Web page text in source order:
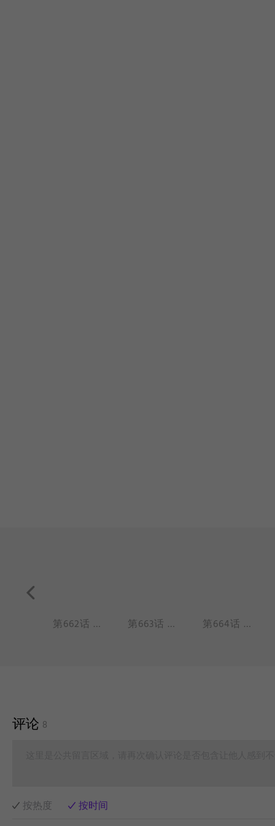
第662话 烤肉就是战争。 第663话 最想寒假快点结束的，是爸妈。 第664话 我照镜子就像二师兄照镜子。
评论 8
按热度
按时间